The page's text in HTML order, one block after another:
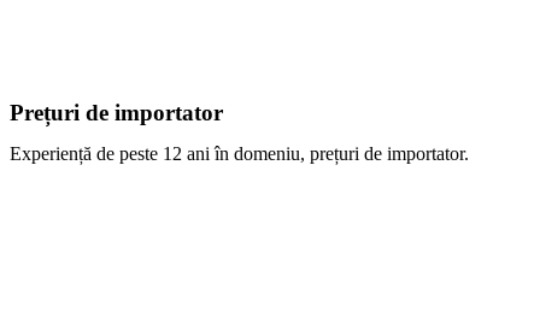
Prețuri de importator
Experiență de peste 12 ani în domeniu, prețuri de importator.